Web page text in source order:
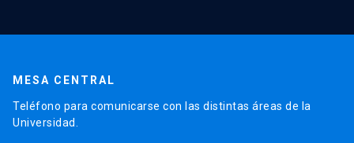
MESA CENTRAL
Teléfono para comunicarse con las distintas áreas de la
Universidad.